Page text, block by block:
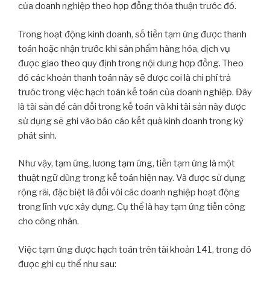
của doanh nghiệp theo hợp đồng thỏa thuận trước đó.
Trong hoạt động kinh doanh, số tiền tạm ứng được thanh
toán hoặc nhận trước khi sản phẩm hàng hóa, dịch vụ
được giao theo quy định trong nội dung hợp đồng. Theo
đó các khoản thanh toán này sẽ được coi là chi phí trả
trước trong việc hạch toán kế toán của doanh nghiệp. Đây
là tài sản để cân đối trong kế toán và khi tài sản này được
sử dụng sẽ ghi vào báo cáo kết quả kinh doanh trong kỳ
phát sinh.
Như vậy, tạm ứng, lương tạm ứng, tiền tạm ứng là một
thuật ngữ dùng trong kế toán hiện nay. Và được sử dụng
rộng rãi, đặc biệt là đối với các doanh nghiệp hoạt động
trong lĩnh vực xây dựng. Cụ thể là hay tạm ứng tiền công
cho công nhân.
Việc tạm ứng được hạch toán trên tài khoản 141, trong đó
được ghi cụ thể như sau: